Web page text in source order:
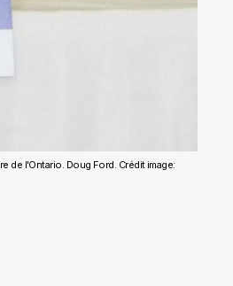
de l'Ontario. Doug Ford. Crédit image: